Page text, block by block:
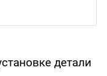
детали